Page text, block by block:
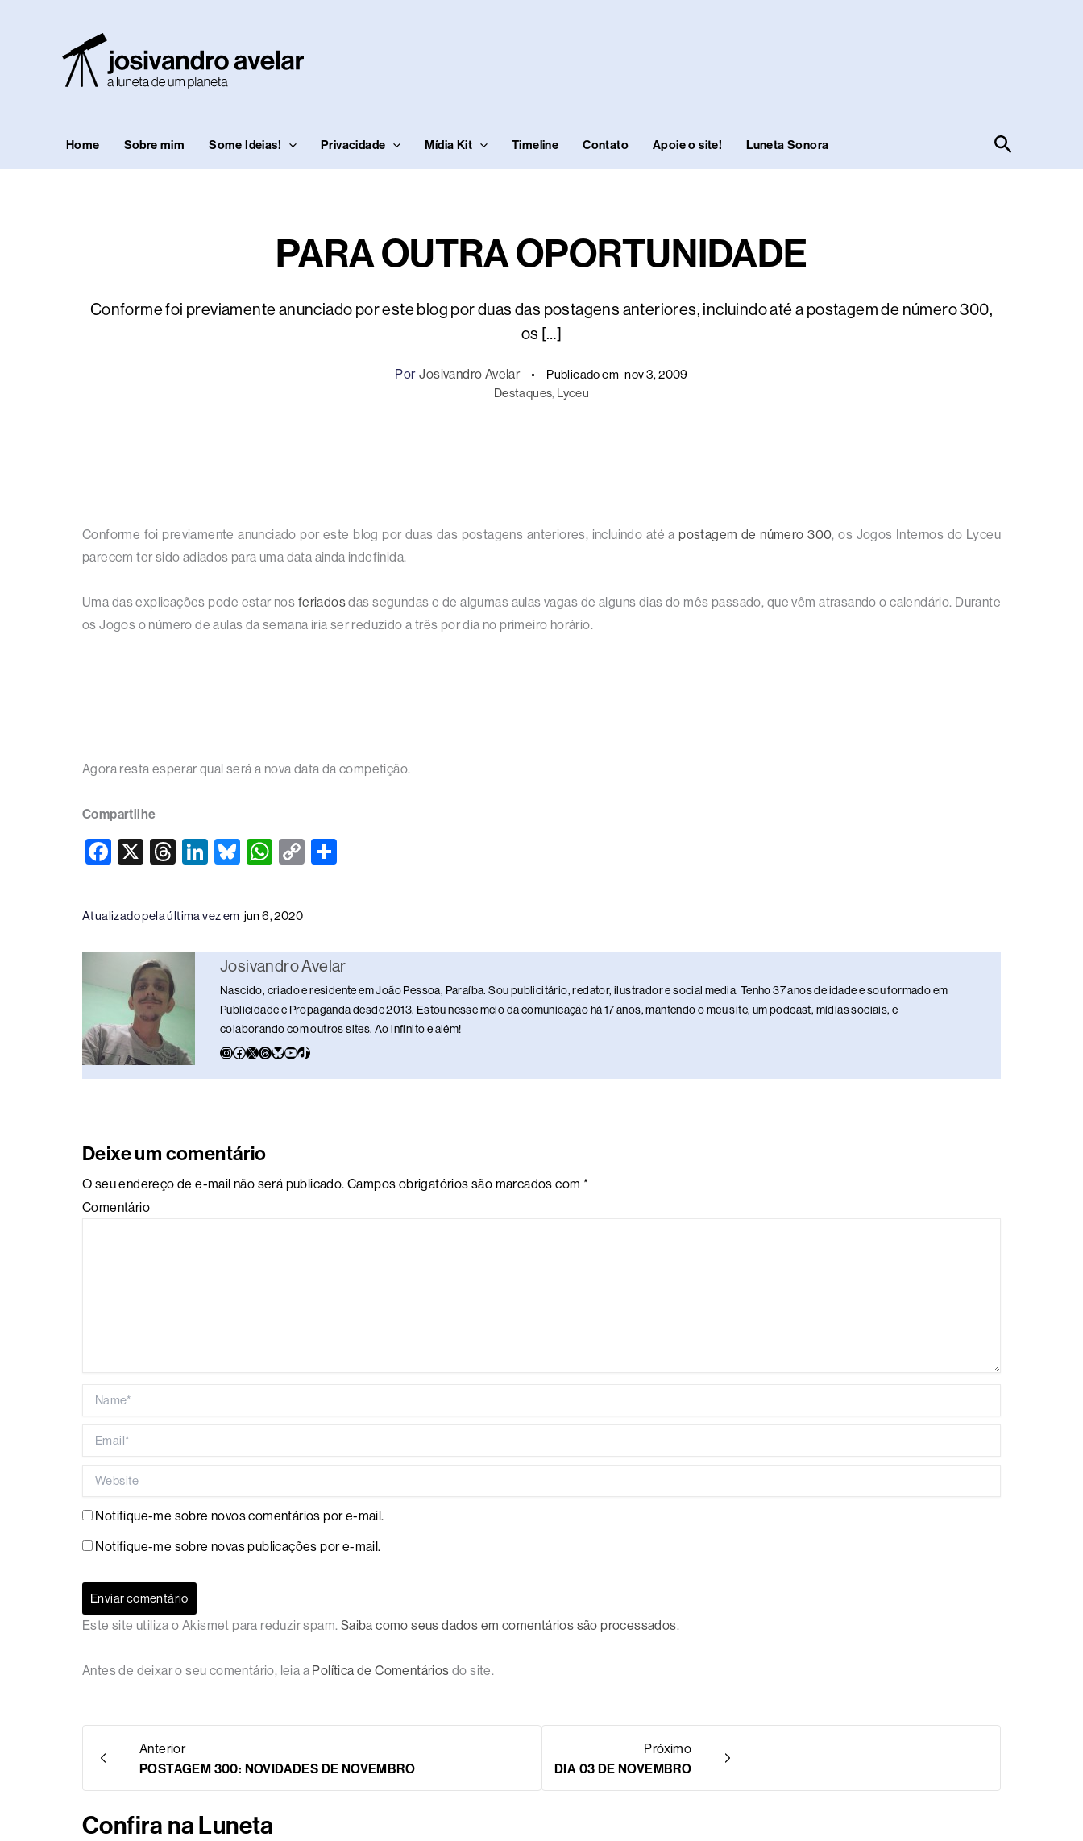
Home Sobre mim Some Ideias! Privacidade Mídia Kit Timeline Contato Apoie o site! Luneta Sonora Pesquisar
PARA OUTRA OPORTUNIDADE
Conforme foi previamente anunciado por este blog por duas das postagens anteriores, incluindo até a postagem de número 300,
os […]
Por Josivandro Avelar Publicado em nov 3, 2009
Destaques, Lyceu
Conforme foi previamente anunciado por este blog por duas das postagens anteriores, incluindo até a postagem de número 300, os Jogos Internos do Lyceu
parecem ter sido adiados para uma data ainda indefinida.
Uma das explicações pode estar nos feriadosdas segundas e de algumas aulas vagas de alguns dias do mês passado, que vêm atrasando o calendário. Durante
os Jogos o número de aulas da semana iria ser reduzido a três por dia no primeiro horário.
Agora resta esperar qual será a nova data da competição.
Compartilhe
F
e
b
o
k
X
T
a
d
Li
e
dI
n
Bl
sk
y
W
s
A
p
p
C
Li
n
k
Atualizado pela última vez em jun 6, 2020
Josivandro Avelar
Nascido, criado e residente em João Pessoa, Paraíba. Sou publicitário, redator, ilustrador e social media. Tenho 37 anos de idade e sou formado em
Publicidade e Propaganda desde 2013. Estou nesse meio da comunicação há 17 anos, mantendo o meu site, um podcast, mídias sociais, e
colaborando com outros sites. Ao infinito e além!
Deixe um comentário
O seu endereço de e-mail não será publicado. Campos obrigatórios são marcados com *
Comentário
Notifique-me sobre novos comentários por e-mail.
Notifique-me sobre novas publicações por e-mail.
Este site utiliza o Akismet para reduzir spam. Saiba como seus dados em comentários são processados.
Antes de deixar o seu comentário, leia a Política de Comentários do site.
Anterior
POSTAGEM 300: NOVIDADES DE NOVEMBRO
Próximo
DIA 03 DE NOVEMBRO
Confira na Luneta